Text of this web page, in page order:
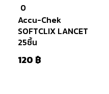
0
ใน
5
0
Accu-Chek
SOFTCLIX LANCET
25ชิ้น
120 ฿